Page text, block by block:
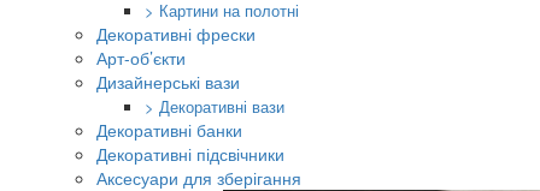
> Картини на полотні
Декоративні фрески
Арт-об’єкти
Дизайнерські вази
> Декоративні вази
Декоративні банки
Декоративні підсвічники
Аксесуари для зберігання